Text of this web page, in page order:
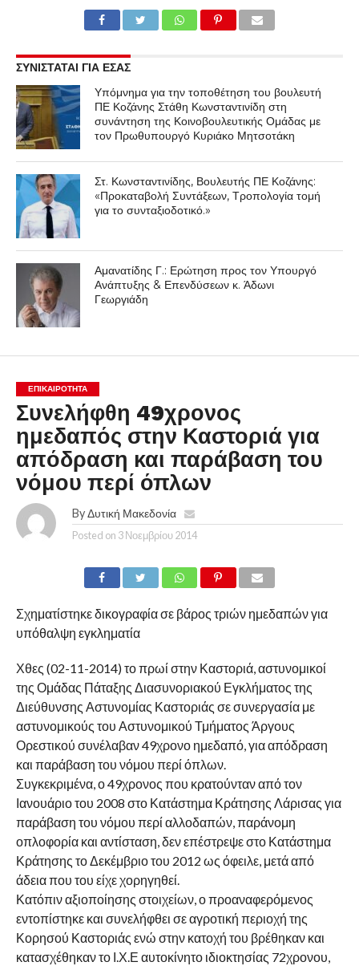
ΣΥΝΙΣΤΑΤΑΙ ΓΙΑ ΕΣΑΣ
Υπόμνημα για την τοποθέτηση του βουλευτή
ΠΕ Κοζάνης Στάθη Κωνσταντινίδη στη
συνάντηση της Κοινοβουλευτικής Ομάδας με
τον Πρωθυπουργό Κυριάκο Μητσοτάκη
Στ. Κωνσταντινίδης, Βουλευτής ΠΕ Κοζάνης:
«Προκαταβολή Συντάξεων, Τροπολογία τομή
για το συνταξιοδοτικό.»
Αμανατίδης Γ.: Ερώτηση προς τον Υπουργό
Ανάπτυξης & Επενδύσεων κ. Άδωνι
Γεωργιάδη
ΕΠΙΚΑΙΡΟΤΗΤΑ
Συνελήφθη 49χρονος
ημεδαπός στην Καστοριά για
απόδραση και παράβαση του
νόμου περί όπλων
By Δυτική Μακεδονία
Posted on 3 Νοεμβρίου 2014
Σχηματίστηκε δικογραφία σε βάρος τριών ημεδαπών για
υπόθαλψη εγκληματία
Χθες (02-11-2014) το πρωί στην Καστοριά, αστυνομικοί
της Ομάδας Πάταξης Διασυνοριακού Εγκλήματος της
Διεύθυνσης Αστυνομίας Καστοριάς σε συνεργασία με
αστυνομικούς του Αστυνομικού Τμήματος Άργους
Ορεστικού συνέλαβαν 49χρονο ημεδαπό, για απόδραση
και παράβαση του νόμου περί όπλων.
Συγκεκριμένα, ο 49χρονος που κρατούνταν από τον
Ιανουάριο του 2008 στο Κατάστημα Κράτησης Λάρισας για
παράβαση του νόμου περί αλλοδαπών, παράνομη
οπλοφορία και αντίσταση, δεν επέστρεψε στο Κατάστημα
Κράτησης το Δεκέμβριο του 2012 ως όφειλε, μετά από
άδεια που του είχε χορηγηθεί.
Κατόπιν αξιοποίησης στοιχείων, ο προαναφερόμενος
εντοπίστηκε και συνελήφθει σε αγροτική περιοχή της
Κορησού Καστοριάς ενώ στην κατοχή του βρέθηκαν και
κατασχέθηκαν το Ι.Χ.Ε αυτοκίνητο ιδιοκτησίας 72χρονου,